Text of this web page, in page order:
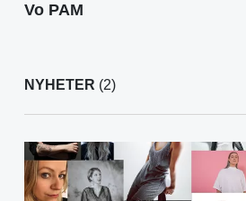
Vo PAM
NYHETER (2)